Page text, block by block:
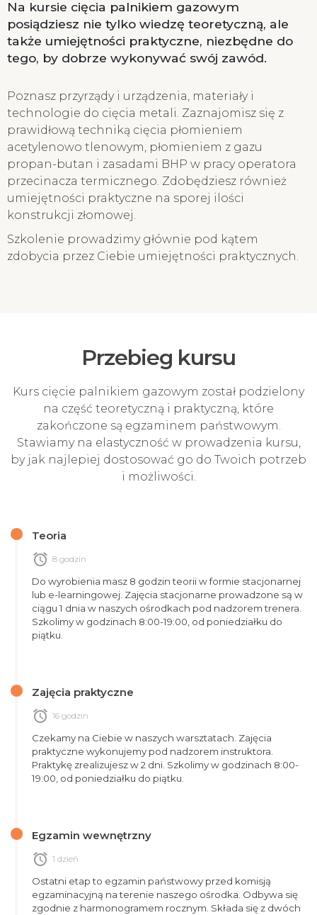
Na kursie cięcia palnikiem gazowym
posiądziesz nie tylko wiedzę teoretyczną, ale
także umiejętności praktyczne, niezbędne do
tego, by dobrze wykonywać swój zawód.
Poznasz przyrządy i urządzenia, materiały i
technologie do cięcia metali. Zaznajomisz się z
prawidłową techniką cięcia płomieniem
acetylenowo tlenowym, płomieniem z gazu
propan-butan i zasadami BHP w pracy operatora
przecinacza termicznego. Zdobędziesz również
umiejętności praktyczne na sporej ilości
konstrukcji złomowej.
Szkolenie prowadzimy głównie pod kątem
zdobycia przez Ciebie umiejętności praktycznych.
Przebieg kursu
Kurs cięcie palnikiem gazowym został podzielony
na część teoretyczną i praktyczną, które
zakończone są egzaminem państwowym.
Stawiamy na elastyczność w prowadzenia kursu,
by jak najlepiej dostosować go do Twoich potrzeb
i możliwości.
Teoria
alarm 8 godzin
Do wyrobienia masz 8 godzin teorii w formie stacjonarnej
lub e-learningowej. Zajęcia stacjonarne prowadzone są w
ciągu 1 dnia w naszych ośrodkach pod nadzorem trenera.
Szkolimy w godzinach 8:00-19:00, od poniedziałku do
piątku.
Zajęcia praktyczne
alarm 16 godzin
Czekamy na Ciebie w naszych warsztatach. Zajęcia
praktyczne wykonujemy pod nadzorem instruktora.
Praktykę zrealizujesz w 2 dni. Szkolimy w godzinach 8:00-
19:00, od poniedziałku do piątku.
Egzamin wewnętrzny
alarm 1 dzień
Ostatni etap to egzamin państwowy przed komisją
egzaminacyjną na terenie naszego ośrodka. Odbywa się
zgodnie z harmonogramem rocznym. Składa się z dwóch